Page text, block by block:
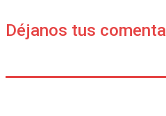
Déjanos tus